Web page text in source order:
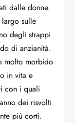
dalle donne.
sulle
degli strappi
di anzianità.
molto morbido
in vita e
con i quali
dei risvolti
più corti.